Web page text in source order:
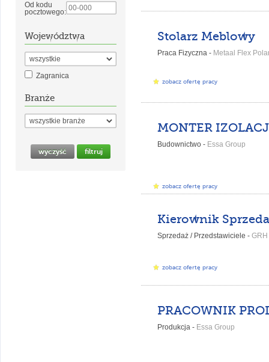
Od kodu
pocztowego:
Województwa
Zagranica
Branże
Stolarz Meblowy
Praca Fizyczna - Metaal Flex
zobacz ofertę pracy
Budownictwo - Essa Group
zobacz ofertę pracy
Sprzedaż / Przedstawiciele -
zobacz ofertę pracy
Produkcja - Essa Group